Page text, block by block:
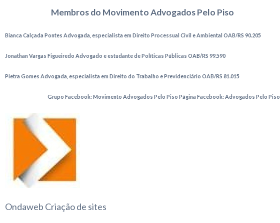
Membros do Movimento Advogados Pelo Piso
Bianca Calçada Pontes Advogada, especialista em Direito Processual Civil e Ambiental OAB/RS 90.205
Jonathan Vargas Figueiredo Advogado e estudante de Políticas Públicas OAB/RS 99.590
Pietra Gomes Advogada, especialista em Direito do Trabalho e Previdenciário OAB/RS 81.015
Grupo Facebook: Movimento Advogados Pelo Piso Página Facebook: Advogados Pelo Piso
Ondaweb Criação de sites